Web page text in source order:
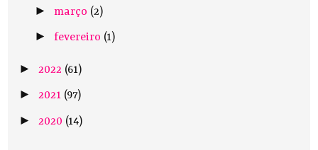
► março (2)
► fevereiro (1)
► 2022 (61)
►2021 (97)
► 2020 (14)